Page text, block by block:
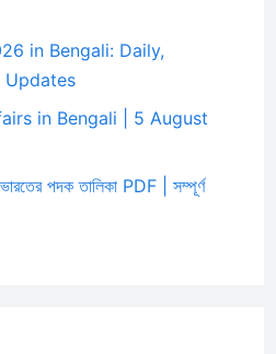
in Bengali: Daily,
Updates
in Bengali | 5 August
পদক তালিকা PDF | সম্পূর্ণ